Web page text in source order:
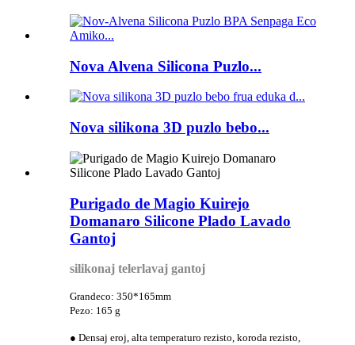
Nova Alvena Silicona Puzlo...
Nova silikona 3D puzlo bebo...
Purigado de Magio Kuirejo
Domanaro Silicone Plado Lavado
Gantoj
silikonaj telerlavaj gantoj
Grandeco: 350*165mm
Pezo: 165 g
● Densaj eroj, alta temperaturo rezisto, koroda rezisto,